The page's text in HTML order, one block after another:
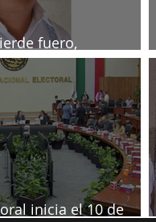
fuero,
por muerte de
inicia el 10 de